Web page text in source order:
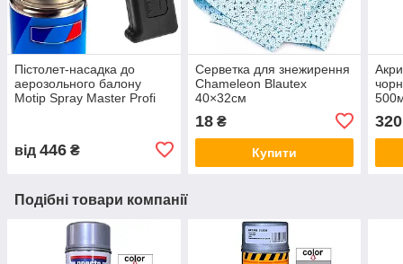
Пістолет-насадка до
аерозольного балону
Motip Spray Master Profi
від 446 ₴
Серветка для знежирення
Chameleon Blautex
40×32см
18₴
Купити
320
Подібні товари компанії